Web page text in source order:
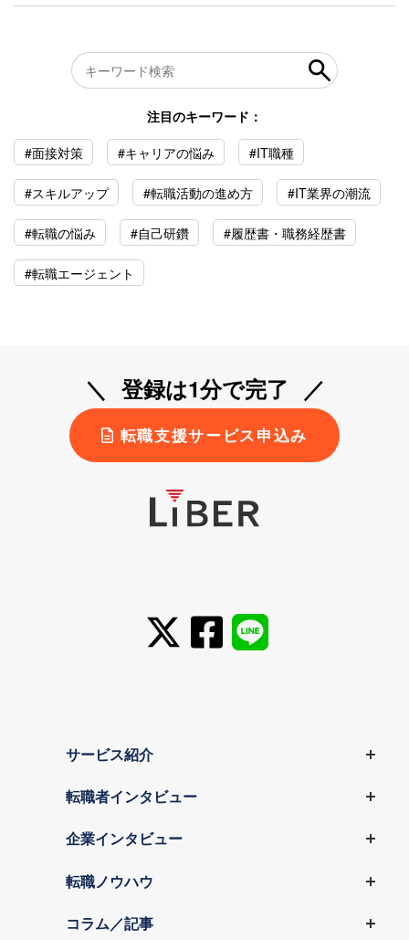
注目のキーワード：
#面接対策
#キャリアの悩み #IT職種
#スキルアップ #転職活動の進め方 #IT業界の潮流
#転職の悩み #自己研鑽 #履歴書・職務経歴書
#転職エージェント
登録は1分で完了
転職支援サービス申込み
サービス紹介
転職者インタビュー
企業インタビュー
転職ノウハウ
コラム／記事